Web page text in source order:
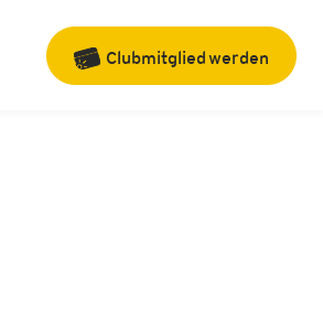
Clubmitgliedwerden